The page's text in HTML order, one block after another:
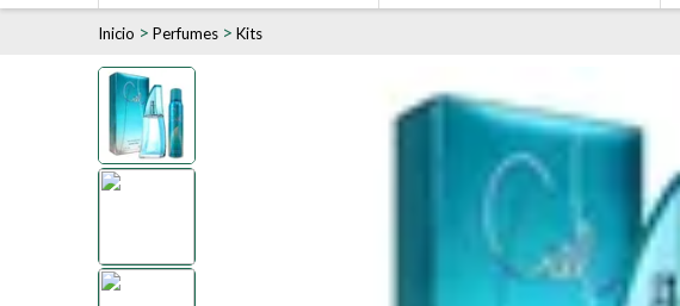
Inicio > Perfumes > Kits